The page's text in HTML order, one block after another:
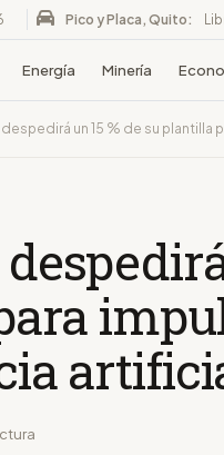
Pico y Placa, Quito:
Energía Minería
un 15 % de su plantilla